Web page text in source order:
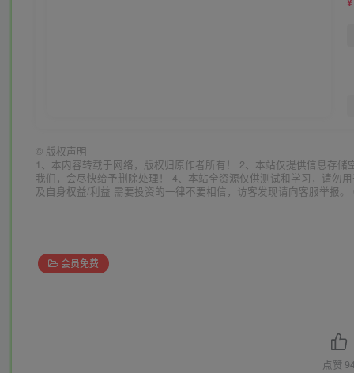
© 版权声明
1、本内容转载于网络，版权归原作者所有！ 2、本站仅提供信息存
我们，会尽快给予删除处理！ 4、本站全资源仅供测试和学习，请勿
及自身权益/利益 需要投资的一律不要相信，访客发现请向客服举报
会员免费
点赞